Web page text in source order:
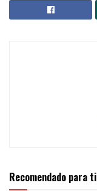
Recomendado para ti